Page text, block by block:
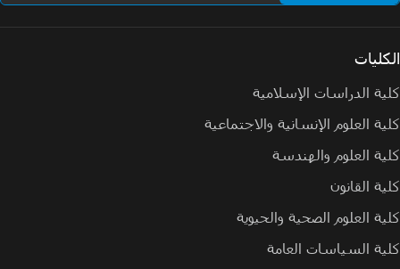
الكليات
كلية الدراسات الإسلامية
كلية العلوم الإنسانية والاجتماعية
كلية العلوم والهندسة
كلية القانون
كلية العلوم الصحية والحيوية
كلية السياسات العامة